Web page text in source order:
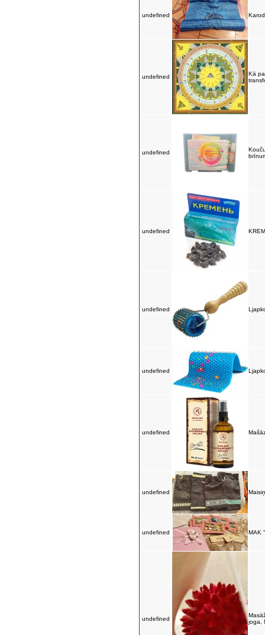
undefined
undefined
Kā
undefined
undefined
undefined
undefined
undefined
undefined
undefined MAK
undefined
joga,